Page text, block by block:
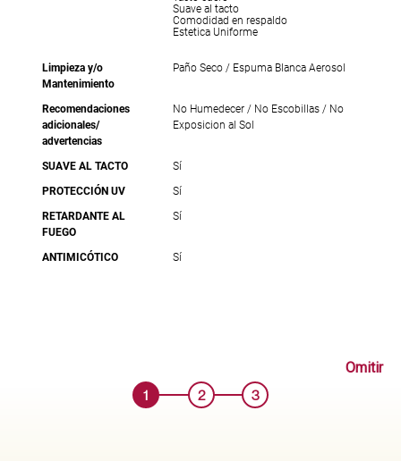
Suave al tacto
Comodidad en respaldo
Estetica Uniforme
Limpieza y/o
Mantenimiento
Paño Seco / Espuma Blanca Aerosol
Recomendaciones
adicionales/
advertencias
No Humedecer / No Escobillas / No
Exposicion al Sol
SUAVE AL TACTO
Sí
PROTECCIÓN UV
Sí
RETARDANTE AL
FUEGO
Sí
ANTIMICÓTICO Sí